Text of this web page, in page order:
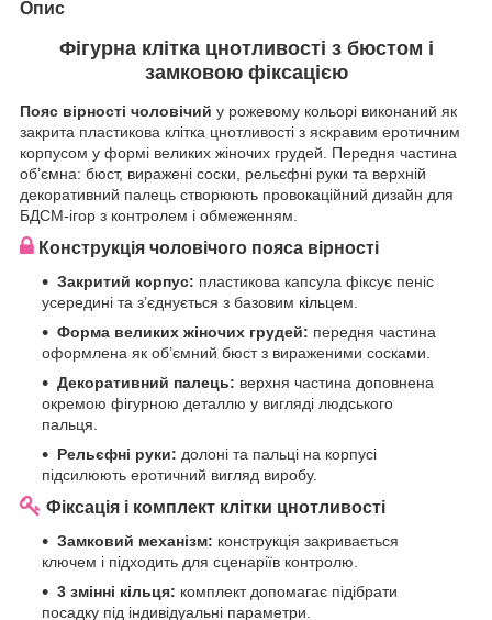
Опис
Фігурна клітка цнотливості з бюстом і
замковою фіксацією
Пояс вірності чоловічий у рожевому кольорі виконаний як
закрита пластикова клітка цнотливості з яскравим еротичним
корпусом у формі великих жіночих грудей. Передня частина
об’ємна: бюст, виражені соски, рельєфні руки та верхній
декоративний палець створюють провокаційний дизайн для
БДСМ-ігор з контролем і обмеженням.
Конструкція чоловічого пояса вірності
Закритий корпус: пластикова капсула фіксує пеніс
усередині та з’єднується з базовим кільцем.
Форма великих жіночих грудей: передня частина
оформлена як об’ємний бюст з вираженими сосками.
Декоративний палець: верхня частина доповнена
окремою фігурною деталлю у вигляді людського
пальця.
Рельєфні руки: долоні та пальці на корпусі
підсилюють еротичний вигляд виробу.
Фіксація і комплект клітки цнотливості
Замковий механізм: конструкція закривається
ключем і підходить для сценаріїв контролю.
3 змінні кільця: комплект допомагає підібрати
посадку під індивідуальні параметри.